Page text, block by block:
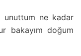
unuttum ne kadar
bakayım doğum